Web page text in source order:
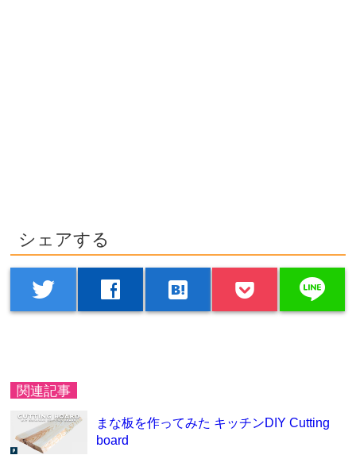
シェアする
twitter facebook hatenabookmark line
関連記事
まな板を作ってみた キッチンDIY Cutting
board